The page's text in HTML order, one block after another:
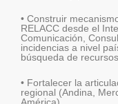
• Construir
RELACC desde el
Comunicación,
incidencias a nivel
búsqueda de
• Fortalecer la
regional (Andina,
América).